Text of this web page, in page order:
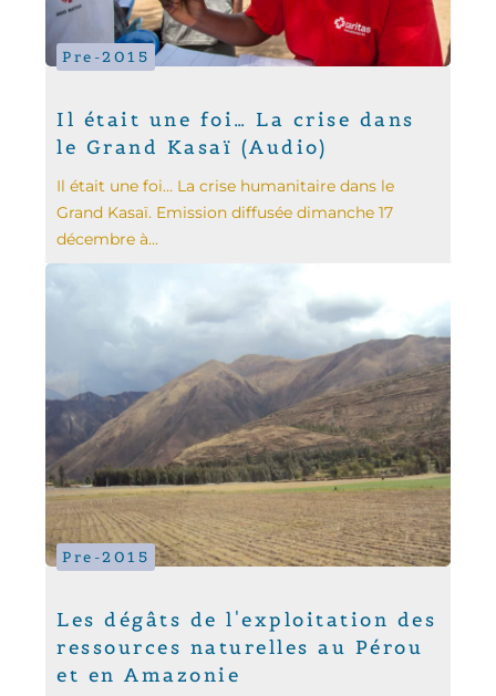
Pre-2015
Il était une foi… La crise dans
le Grand Kasaï (Audio)
Il était une foi… La crise humanitaire dans le
Grand Kasaï. Emission diffusée dimanche 17
décembre à...
Pre-2015
Les dégâts de l'exploitation des
ressources naturelles au Pérou
et en Amazonie